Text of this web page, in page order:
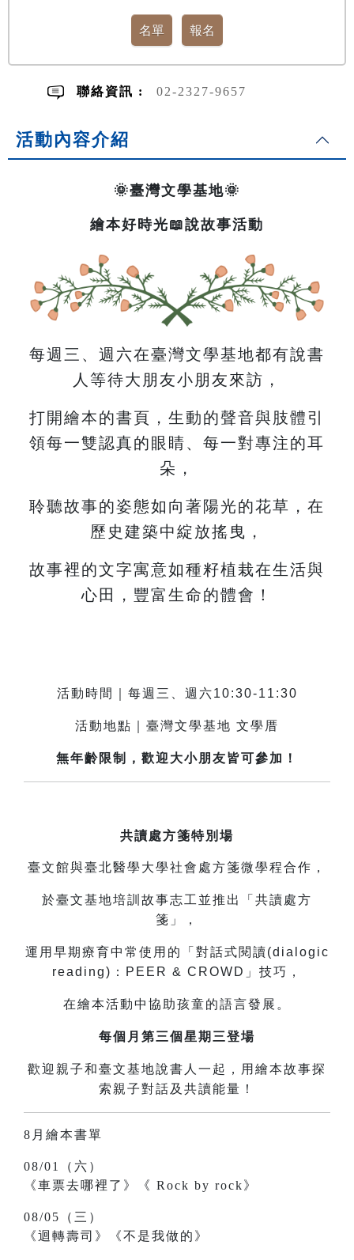
聯絡資訊 : 02-2327-9657
活動內容介紹
🌞臺灣文學基地🌞
繪本好時光📖說故事活動
每週三、週六在臺灣文學基地都有說書
人等待大朋友小朋友來訪，
打開繪本的書頁，生動的聲音與肢體引
領每一雙認真的眼睛、每一對專注的耳
朵，
聆聽故事的姿態如向著陽光的花草，在
歷史建築中綻放搖曳，
故事裡的文字寓意如種籽植栽在生活與
心田，豐富生命的體會！
活動時間｜每週三、週六10:30-11:30
活動地點｜臺灣文學基地 文學厝
無年齡限制，歡迎大小朋友皆可參加！
共讀處方箋特別場
臺文館與臺北醫學大學社會處方箋微學程合作，
於臺文基地培訓故事志工並推出「共讀處方
箋」，
運用早期療育中常使用的「對話式閱讀(dialogic
reading)：PEER & CROWD」技巧，
在繪本活動中協助孩童的語言發展。
每個月第三個星期三登場
歡迎親子和臺文基地說書人一起，用繪本故事探
索親子對話及共讀能量！
8月繪本書單
08/01（六）
《車票去哪裡了》《 Rock by rock》
08/05（三）
《迴轉壽司》《不是我做的》